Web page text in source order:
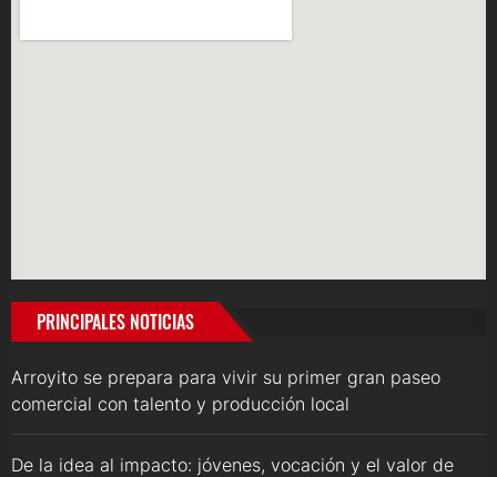
PRINCIPALES NOTICIAS
Arroyito se prepara para vivir su primer gran paseo
comercial con talento y producción local
De la idea al impacto: jóvenes, vocación y el valor de